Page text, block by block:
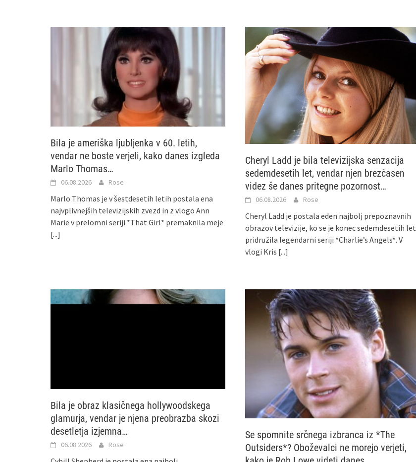
Bila je ameriška ljubljenka v 60. letih,
vendar ne boste verjeli, kako danes izgleda
Marlo Thomas…
06.08.2026 Rose
Marlo Thomas je v šestdesetih letih postala ena
najvplivnejših televizijskih zvezd in z vlogo Ann
Marie v prelomni seriji *That Girl* premaknila meje
[...]
Cheryl Ladd je bila televizijska senzacija
sedemdesetih let, vendar njen brezčasen
videz še danes pritegne pozornost…
06.08.2026 Rose
Cheryl Ladd je postala eden najbolj prepoznavnih
obrazov televizije, ko se je konec sedemdesetih let
pridružila legendarni seriji *Charlie’s Angels*. V
vlogi Kris [...]
Bila je obraz klasičnega hollywoodskega
glamurja, vendar je njena preobrazba skozi
desetletja izjemna…
06.08.2026 Rose
Se spomnite srčnega izbranca iz *The
Outsiders*? Oboževalci ne morejo verjeti,